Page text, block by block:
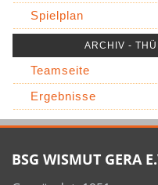
Spielplan
ARCHIV -
Teamseite
Ergebnisse
BSG WISMUT GERA